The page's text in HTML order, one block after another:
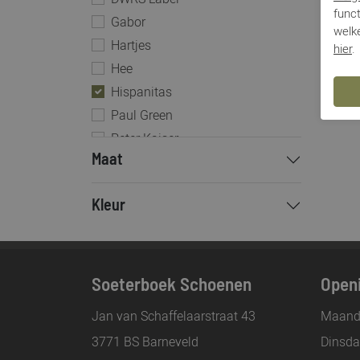
Gabor
Hartjes
Hee
Hispanitas
Paul Green
Peter Kaiser
Via Vai
Maat
Kleur
Soeterboek Schoenen
Jan van Schaffelaarstraat 43
3771 BS Barneveld
hier.